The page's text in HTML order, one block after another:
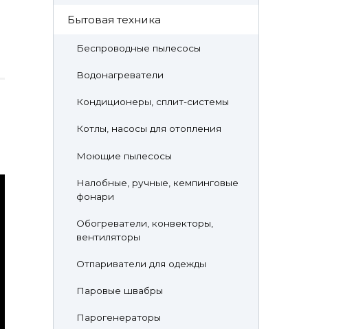
Бытовая техника
Беспроводные пылесосы
Водонагреватели
Кондиционеры, сплит-системы
Котлы, насосы для отопления
Моющие пылесосы
Налобные, ручные, кемпинговые
фонари
Обогреватели, конвекторы,
вентиляторы
Отпариватели для одежды
Паровые швабры
Парогенераторы